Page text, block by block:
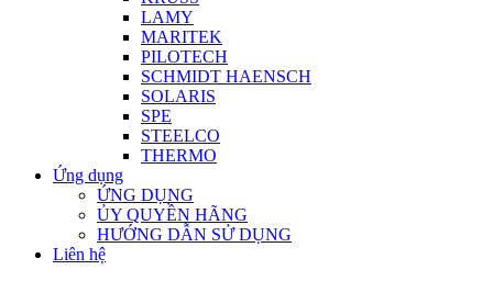
LAMY
MARITEK
PILOTECH
SCHMIDT HAENSCH
SOLARIS
SPE
STEELCO
THERMO
Ứng dụng
ỨNG DỤNG
ỦY QUYỀN HÃNG
HƯỚNG DẪN SỬ DỤNG
Liên hệ